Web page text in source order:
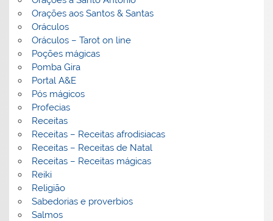
Orações aos Santos & Santas
Oráculos
Oráculos – Tarot on line
Poções mágicas
Pomba Gira
Portal A&E
Pós mágicos
Profecias
Receitas
Receitas – Receitas afrodisiacas
Receitas – Receitas de Natal
Receitas – Receitas mágicas
Reiki
Religião
Sabedorias e proverbios
Salmos